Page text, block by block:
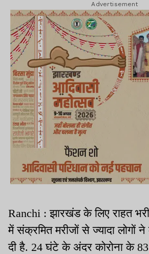
Advertisement
Ranchi : झारखंड के लिए राहत
में संक्रमित मरीजों से ज्यादा लोगों ने
दी है. 24 घंटे के अंदर कोरोना के